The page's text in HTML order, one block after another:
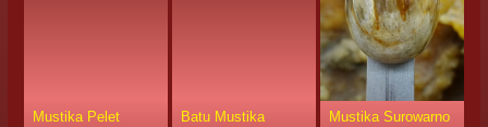
Mustika Pelet
Batu Mustika
Mustika Surowarno